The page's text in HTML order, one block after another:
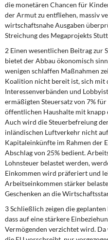
die monetären Chancen für
der Armut zu entfliehen, massiv
wirtschaftsnahe Ausgaben
Streichung des Megaprojekts
2 Einen wesentlichen Beitrag zur
bietet der Abbau ökonomisch
wenigen schlaffen Maßnahmen
Koalition nicht bereit ist, sich mit
Interessenverbänden und
ermä­ßigten Steuersatz von 7%
öffentlichen Haus­halte mit
Auch wird die Steuerbefreiung
inländischen Luftverkehr nicht
Kapitaleinkünfte im Rahmen der
Abschlag von 25% bedient.
Lohnsteuer belastet werden,
Einkommen wird präferiert und
Arbeitseinkommen stärker
Geschenken an die
3 Schließlich zeigen die
dass auf eine stärkere
Vermögenden verzichtet wird.